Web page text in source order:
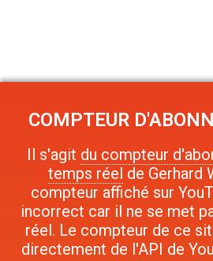
COMPTEUR
Il s'agit du compteur
temps réel de Gerhard
compteur affiché sur
incorrect car il ne se met
réel. Le compteur de ce
directement de l'API de